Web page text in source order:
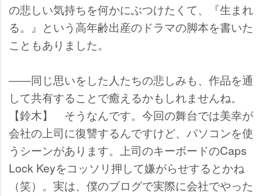
の悲しい気持ちを何かにぶつけたくて、『生まれ
る。』という高年齢出産のドラマの脚本を書いた
こともありました。
――同じ思いをした人たちの悲しみも、作品を通
して共有することで癒えるかもしれませんね。
【鈴木】 そうなんです。今回の舞台では美幸が
会社の上司に復讐するんですけど、パソコンを使
うシーンがあります。上司のキーボードのCaps
Lock Keyをコッソリ押して嫌がらせするとかね
（笑）。実は、僕のブログで実際に会社でやった